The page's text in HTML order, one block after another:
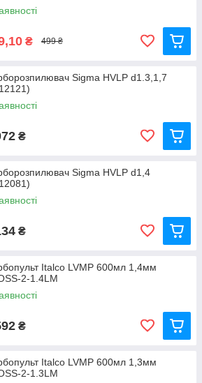
₴ 499 ₴
Sigma HVLP d1.3,1,7
₴
Sigma HVLP d1,4
₴
Italco LVMP 600мл 1,4мм
2-1.4LM
₴
Italco LVMP 600мл 1,3мм
2-1.3LM